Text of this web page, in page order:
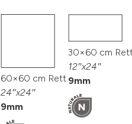
60×60 cm Rett.
24″x24″
9mm
30×60 cm
12″x24″
9mm